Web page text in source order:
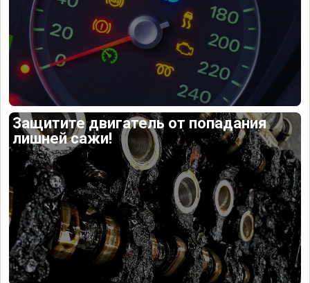
Защитите двигатель от попадания
лишней сажи!